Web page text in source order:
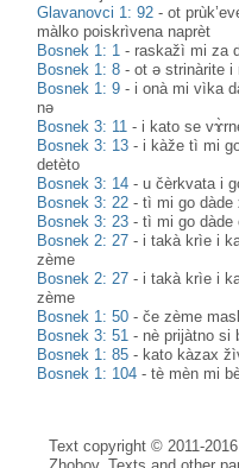
Glavanovci 1: 92 -ot
màlko poiskrìvena naprèt
Bosnek 1: 1 - raskažì mi za
Bosnek 1: 8 -ot ə strinàrite i
Bosnek 1: 9 - i onà mi vìka
nə
Bosnek 3: 11 - i kato se
Bosnek 3: 13 - i kàže tì mi
detèto
Bosnek 3: 14 -u čèrkvata i
Bosnek 3: 22 -tì mi go dàde
Bosnek 3: 23 -tì mi go dàde
Bosnek 2: 27 - i takà krìe i
zème
Bosnek 2: 27 - i takà krìe i
zème
Bosnek 1: 50 -če zème
Bosnek 3: 51 - nè prijàtno si
Bosnek 1: 85 - kato kàzax
Bosnek 1: 104 -tè mèn mi
Text copyright © 2011-